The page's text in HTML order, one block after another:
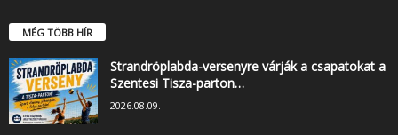
MÉG TÖBB HÍR
Strandröplabda-versenyre várják a csapatokat a
Szentesi Tisza-parton…
2026.08.09.